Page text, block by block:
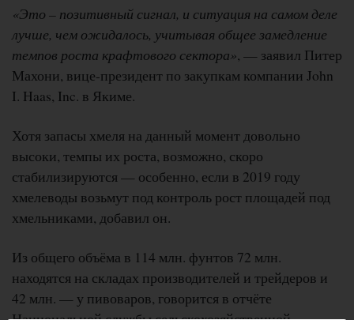
«Это – позитивный сигнал, и ситуация на самом деле
лучше, чем ожидалось, учитывая общее замедление
темпов роста крафтового сектора», — заявил Питер
Махони, вице-президент по закупкам компании John
I. Haas, Inc. в Якиме.
Хотя запасы хмеля на данный момент довольно
высоки, темпы их роста, возможно, скоро
стабилизируются — особенно, если в 2019 году
хмелеводы возьмут под контроль рост площадей под
хмельниками, добавил он.
Из общего объёма в 114 млн. фунтов 72 млн.
находятся на складах производителей и трейдеров и
42 млн. — у пивоваров, говорится в отчёте